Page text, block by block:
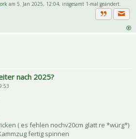
am 5. Jan 2025, 12:04, insgesamt 1-mal geändert.
Zitat
nach 2025?
( es fehlen nochv20cm glatt re *würg*)
fertig spinnen